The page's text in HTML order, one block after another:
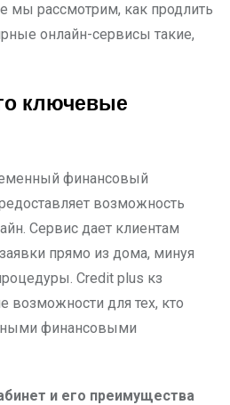
мы рассмотрим, как продлить
онлайн-сервисы такие,
ключевые
финансовый
возможность
Сервис дает клиентам
прямо из дома, минуя
Credit plus кз
возможности для тех, кто
финансовыми
и его преимущества